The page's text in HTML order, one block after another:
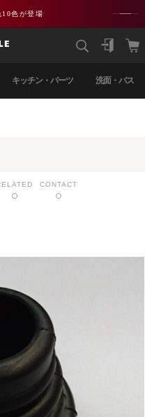
10色が登場
キッチン・パーツ 洗面・バス
CONTACT